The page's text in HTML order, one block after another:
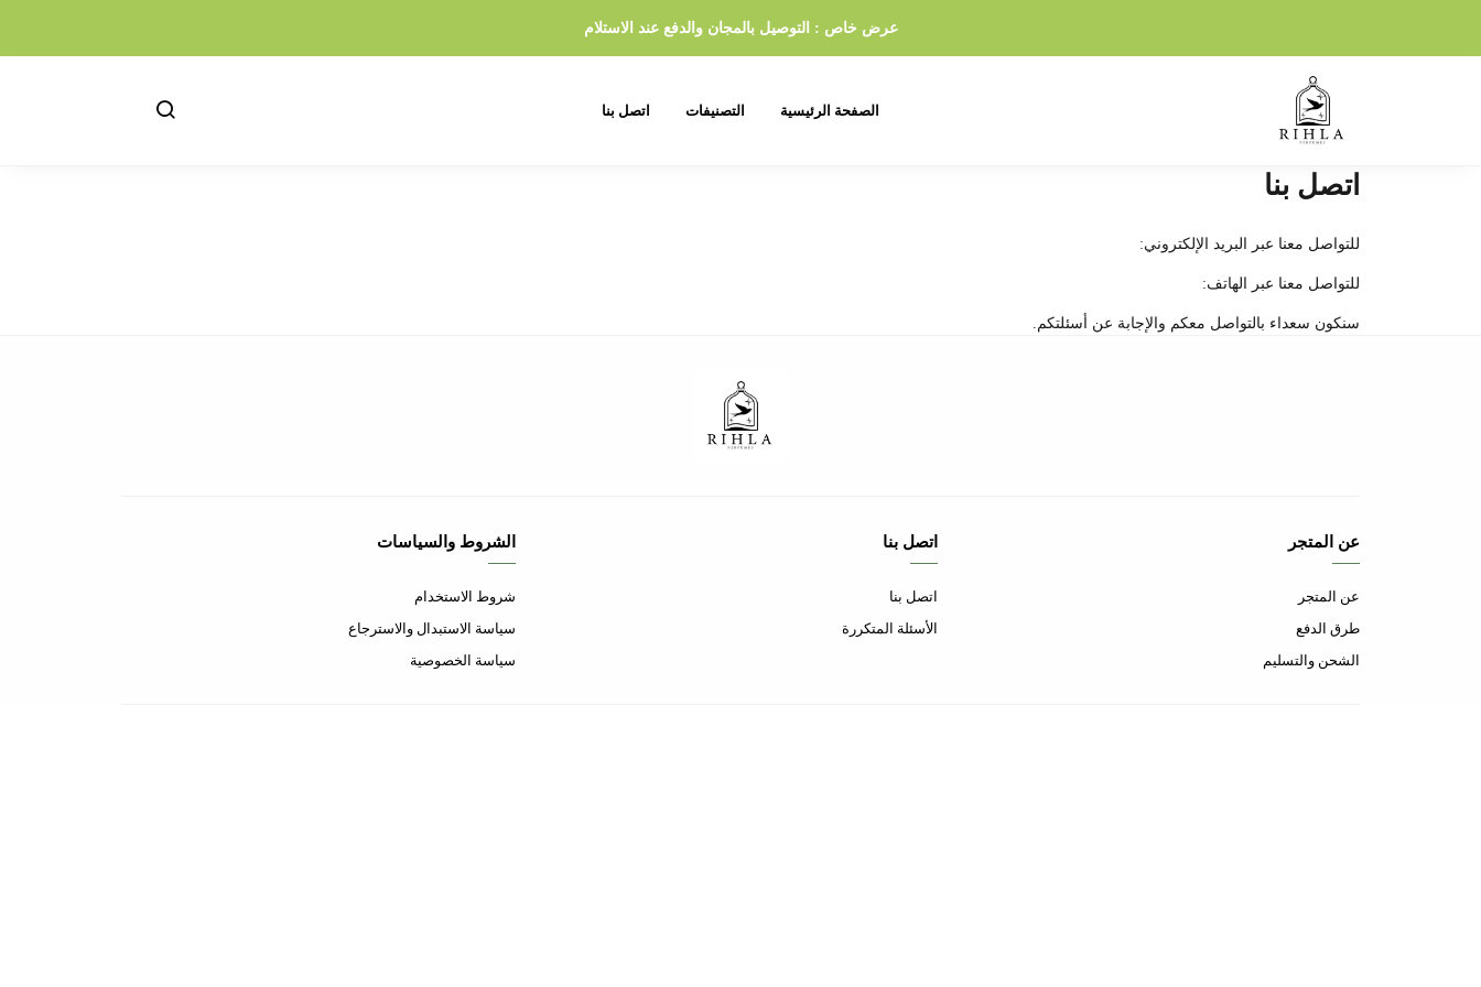
عرض خاص : التوصيل بالمجان والدفع عند الاستلام
الصفحة الرئيسية التصنيفات اتصل بنا
اتصل بنا
للتواصل معنا عبر البريد الإلكتروني:
للتواصل معنا عبر الهاتف:
سنكون سعداء بالتواصل معكم والإجابة عن أسئلتكم.
عن المتجر
عن المتجر
طرق الدفع
الشحن والتسليم
اتصل بنا
اتصل بنا
الأسئلة المتكررة
الشروط والسياسات
شروط الاستخدام
سياسة الاستبدال والاسترجاع
سياسة الخصوصية